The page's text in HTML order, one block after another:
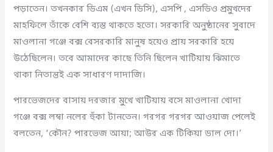
পড়াতেন। তখনকার ডিএম (এখন ডিসি), এসপি , এসডিও প্রমুখদের
মাহফিলে তাঁকে বেশি ব্যস্ত থাকতে হতো। সরকারি অনুষ্ঠানের সুবাদে
মাওলানা গঞ্জে বক্স বেসরকারি মানুষ হয়েও প্রায় সরকারি হয়ে
উঠেছিলেন। তবে আমাদের কাছে তিনি ছিলেন খাটিয়ায় ঝিমাতে
থাকা নিতান্তই এক সাধারণ দাদাজি।
পারভেজদের বাসায় দরজার মুখে খাটিয়ায় বসে মাওলানা খোদা
গঞ্জে বক্স লম্বা নলের হুঁকা টানতেন। গরগর গরগর আওয়াজ পেলেই
বলতেন, ‘কৌন? পারভেজ আয়া; আউর এক টিকিয়া ডাল দো।’